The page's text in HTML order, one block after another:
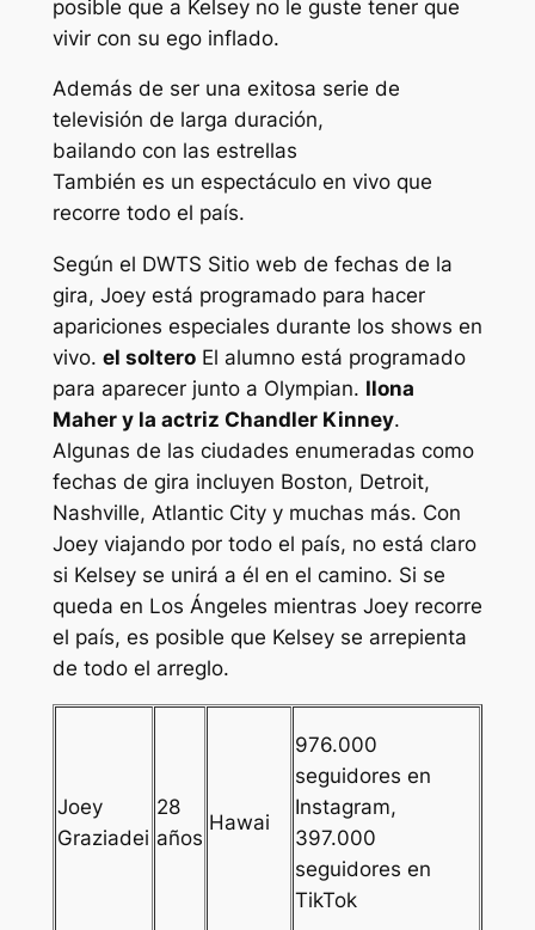
posible que a Kelsey no le guste tener que
vivir con su ego inflado.
Además de ser una exitosa serie de
televisión de larga duración,
bailando con las estrellas
También es un espectáculo en vivo que
recorre todo el país.
Según el DWTS Sitio web de fechas de la
gira, Joey está programado para hacer
apariciones especiales durante los shows en
vivo. el solteroEl alumno está programado
para aparecer junto a Olympian. Ilona
Maher y la actriz Chandler Kinney.
Algunas de las ciudades enumeradas como
fechas de gira incluyen Boston, Detroit,
Nashville, Atlantic City y muchas más. Con
Joey viajando por todo el país, no está claro
si Kelsey se unirá a él en el camino. Si se
queda en Los Ángeles mientras Joey recorre
el país, es posible que Kelsey se arrepienta
de todo el arreglo.
Joey
Graziadei
28
años
Hawai
976.000
seguidores en
Instagram,
397.000
seguidores en
TikTok